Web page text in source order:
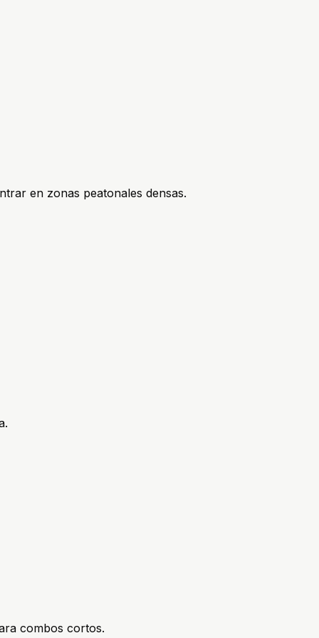
en zonas peatonales densas.
combos cortos.